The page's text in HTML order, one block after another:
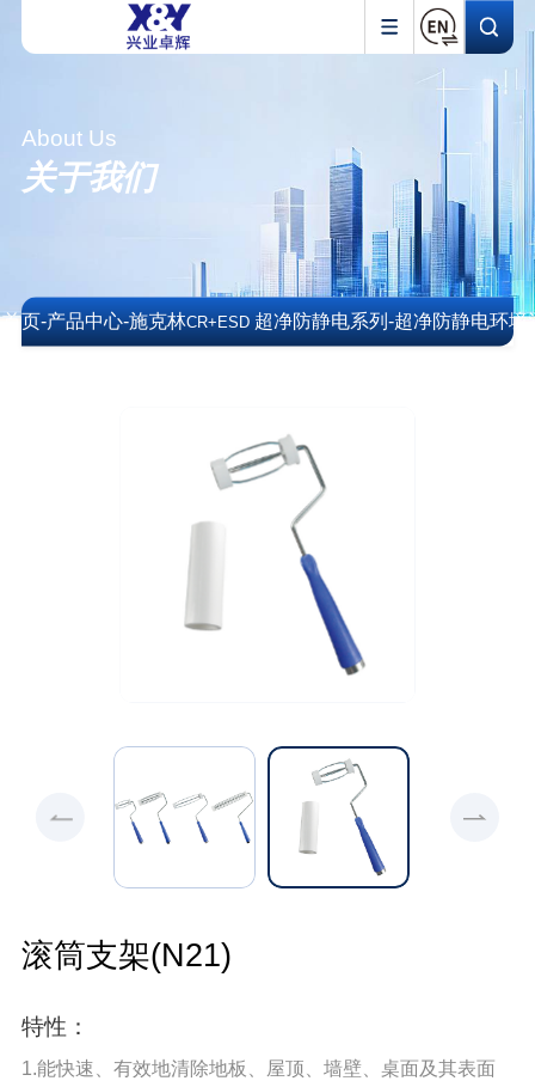
About Us
关于我们
首页-产品中心-施克林CR+ESD超净防静电系列-超净防静电环境
滚筒支架(N21)
特性：
1.能快速、有效地清除地板、屋顶、墙壁、桌面及其表面